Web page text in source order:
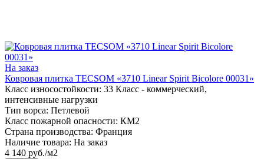
На заказ
Ковровая плитка TECSOM «3710 Linear Spirit Bicolore 00031»
Класс износостойкости: 33 Класс - коммерческий,
интенсивные нагрузки
Тип ворса: Петлевой
Класс пожарной опасности: КМ2
Страна производства: Франция
Наличие товара: На заказ
4 140 руб./м2